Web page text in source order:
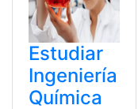
Estudiar
Ingeniería
Química